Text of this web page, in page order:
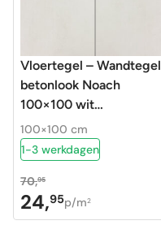
Vloertegel – Wandtegel
betonlook Noach
100×100 wit
gerectificeerd R9
100×100 cm
1-3 werkdagen
70,95
Oorspronkelijke
24,95
Huidige p/m2